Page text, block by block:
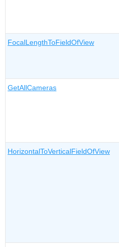
FocalLengthToFieldOfView
GetAllCameras
HorizontalToVerticalFieldOfView